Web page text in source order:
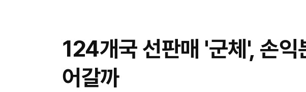
124개국 선판매 '군체', 손
어갈까